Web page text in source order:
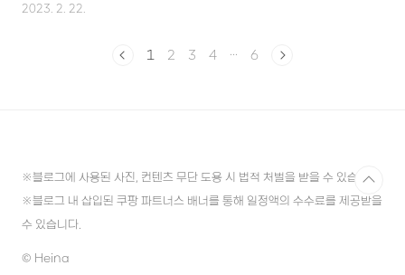
console 창에 아래와 같이 입력해서 실
추정되는 결과를 response로 받는다.
분이 든다. 나중에 회사 업무에 여유가 생
관한 것이었다. 자바스크립트를 공부하는
분들을 위해 포스팅으로 정리해 보도록
하겠다. Promise 객체가 Rejected
Promise 객체가 갖는 상태값은
2023. 2. 22.
1 2 3 4 ··· 6
※블로그에 사용된 사진, 컨텐츠 무단 도용 시 법적 처벌을 받을 수 있습니다.
※블로그 내 삽입된 쿠팡 파트너스 배너를 통해 일정액의 수수료를 제공받을
수 있습니다.
© Heina